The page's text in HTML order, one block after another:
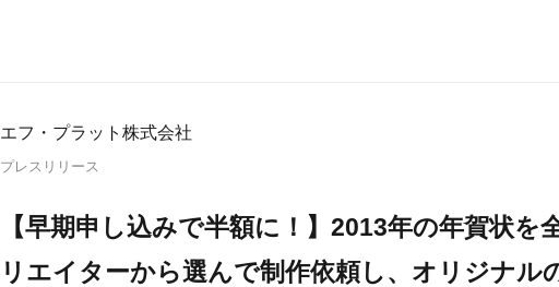
エフ・プラット株式会社
プレスリリース
【早期申し込みで半額に！】2013年の年賀状を
リエイターから選んで制作依頼し、オリジナル